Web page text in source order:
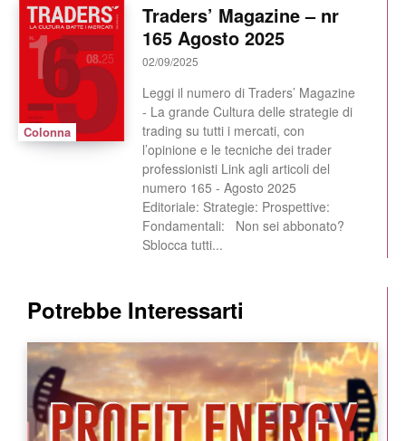
Potrebbe Interessarti
Colonna
Traders’ Magazine – nr
165 Agosto 2025
02/09/2025
Leggi il numero di Traders’ Magazine
- La grande Cultura delle strategie di
trading su tutti i mercati, con
l’opinione e le tecniche dei trader
professionisti Link agli articoli del
numero 165 - Agosto 2025
Editoriale: Strategie: Prospettive:
Fondamentali: Non sei abbonato?
Sblocca tutti...